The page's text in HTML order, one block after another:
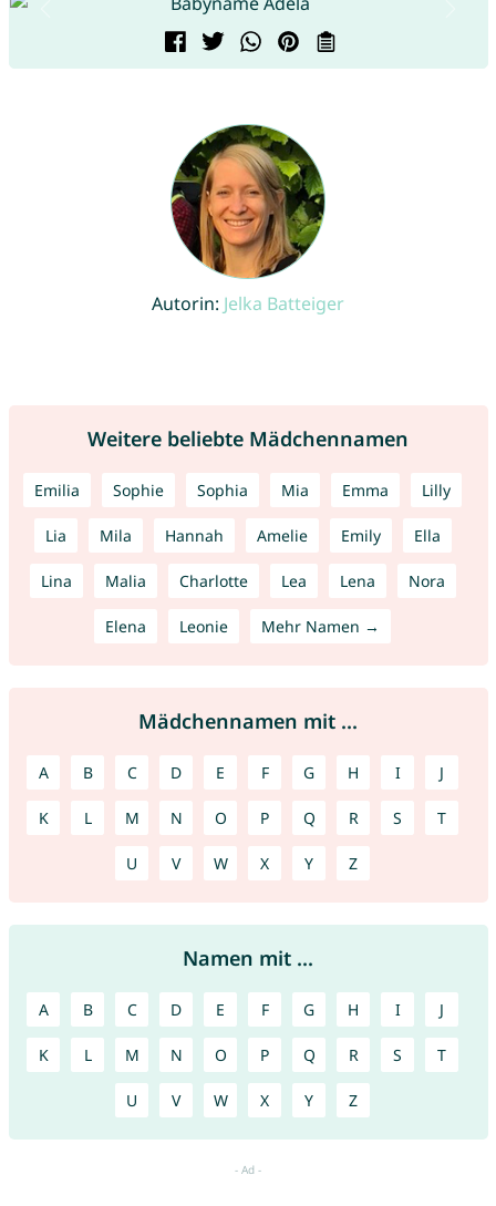
Autorin: Jelka Batteiger
Weitere beliebte Mädchennamen
Emilia Sophie Sophia Mia Emma Lilly
Lia Mila Hannah Amelie Emily Ella
Lina Malia Charlotte Lea Lena Nora
Elena Leonie Mehr Namen →
Mädchennamen mit ...
A B C D E F G H I J
K L M N O P Q R S T
U V W X Y Z
Namen mit ...
A B C D E F G H I J
K L M N O P Q R S T
U V W X Y Z